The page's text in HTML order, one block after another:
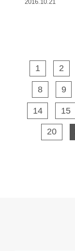
2016.10.21
1 2
8 9
14 15
20